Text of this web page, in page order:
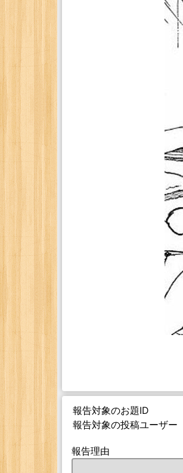
報告対象のお題ID
報告対象の投稿ユーザー
報告理由